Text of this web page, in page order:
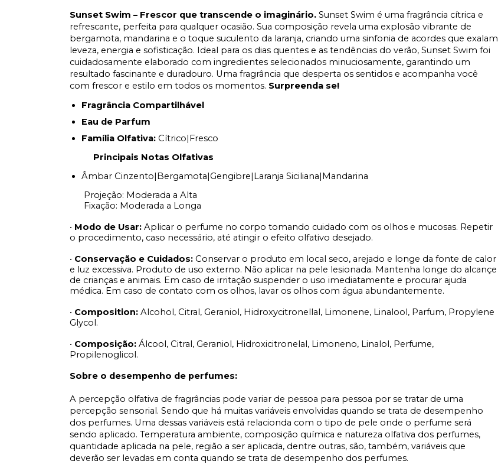
Sunset Swim – Frescor que transcende o imaginário. Sunset Swim é uma fragrância cítrica e
refrescante, perfeita para qualquer ocasião. Sua composição revela uma explosão vibrante de
bergamota, mandarina e o toque suculento da laranja, criando uma sinfonia de acordes que exalam
leveza, energia e sofisticação. Ideal para os dias quentes e as tendências do verão, Sunset Swim foi
cuidadosamente elaborado com ingredientes selecionados minuciosamente, garantindo um
resultado fascinante e duradouro. Uma fragrância que desperta os sentidos e acompanha você
com frescor e estilo em todos os momentos. Surpreenda se!
Fragrância Compartilhável
Eau de Parfum
Família Olfativa: Cítrico|Fresco
Principais Notas Olfativas
Âmbar Cinzento|Bergamota|Gengibre|Laranja Siciliana|Mandarina
Projeção: Moderada a Alta
Fixação: Moderada a Longa
• Modo de Usar: Aplicar o perfume no corpo tomando cuidado com os olhos e mucosas. Repetir
o procedimento, caso necessário, até atingir o efeito olfativo desejado.
• Conservação e Cuidados: Conservar o produto em local seco, arejado e longe da fonte de calor
e luz excessiva. Produto de uso externo. Não aplicar na pele lesionada. Mantenha longe do alcançe
de crianças e animais. Em caso de irritação suspender o uso imediatamente e procurar ajuda
médica. Em caso de contato com os olhos, lavar os olhos com água abundantemente.
• Composition: Alcohol, Citral, Geraniol, Hidroxycitronellal, Limonene, Linalool, Parfum, Propylene
Glycol.
• Composição: Álcool, Citral, Geraniol, Hidroxicitronelal, Limoneno, Linalol, Perfume,
Propilenoglicol.
Sobre o desempenho de perfumes:
A percepção olfativa de fragrâncias pode variar de pessoa para pessoa por se tratar de uma
percepção sensorial. Sendo que há muitas variáveis envolvidas quando se trata de desempenho
dos perfumes. Uma dessas variáveis está relacionda com o tipo de pele onde o perfume será
sendo aplicado. Temperatura ambiente, composição química e natureza olfativa dos perfumes,
quantidade aplicada na pele, região a ser aplicada, dentre outras, são, também, variáveis que
deverão ser levadas em conta quando se trata de desempenho dos perfumes.